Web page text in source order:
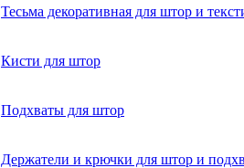
Тесьма декоративная для штор и
Кисти для штор
Подхваты для штор
Держатели и крючки для штор и